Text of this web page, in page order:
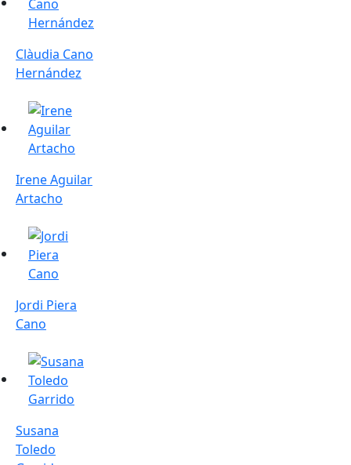
Clàudia Cano
Hernández
Irene Aguilar Artacho
Irene Aguilar
Artacho
Jordi Piera Cano
Jordi Piera
Cano
Susana Toledo Garrido
Susana
Toledo